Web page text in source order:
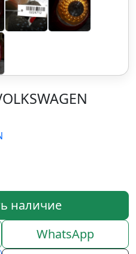
наличие
WhatsApp